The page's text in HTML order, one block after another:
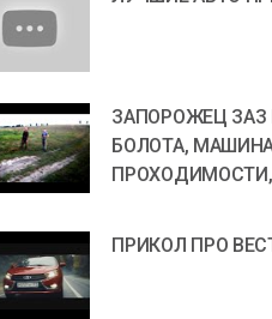
ЗАПОРОЖЕЦ ЗАЗ
БОЛОТА,
ПРИКОЛ ПРО